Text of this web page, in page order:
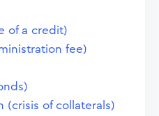
of a credit)
fee)
(crisis of collaterals)